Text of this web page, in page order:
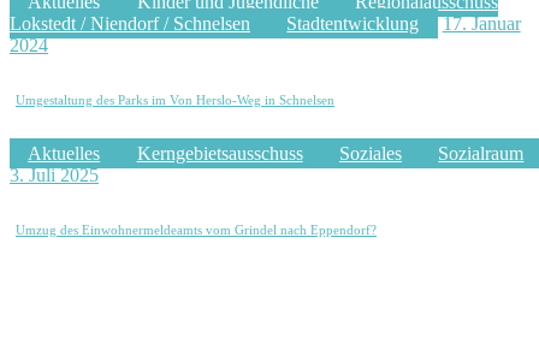
Lokstedt / Niendorf / Schnelsen
Stadtentwicklung
17. Januar
2024
Umgestaltung des Parks im Von Herslo-Weg in Schnelsen
Aktuelles Kerngebietsausschuss Soziales
Sozialraum
3. Juli 2025
Umzug des Einwohnermeldeamts vom Grindel nach Eppendorf?